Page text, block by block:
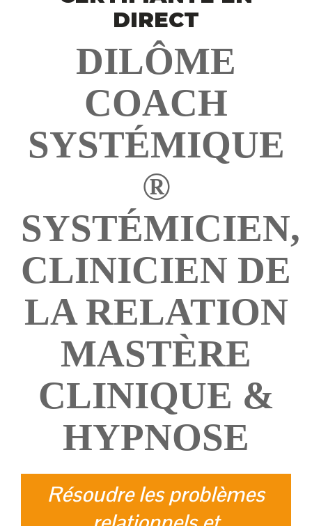
DIRECT
DILÔME
COACH
SYSTÉMIQUE
®
SYSTÉMICIEN,
CLINICIEN DE
LA RELATION
MASTÈRE
CLINIQUE &
HYPNOSE
Résoudre les problèmes